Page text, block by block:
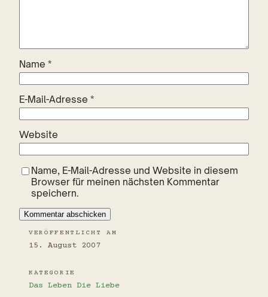
Name *
E-Mail-Adresse *
Website
Name, E-Mail-Adresse und Website in diesem
Browser für meinen nächsten Kommentar
speichern.
VERÖFFENTLICHT AM
15. August 2007
KATEGORIE
Das Leben Die Liebe